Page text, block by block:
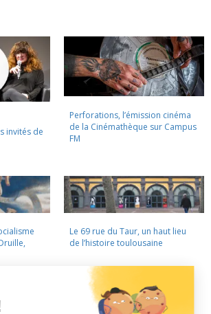
invités de
Perforations, l’émission cinéma
de la Cinémathèque sur Campus
FM
Le 69 rue du Taur, un haut lieu
de l’histoire toulousaine